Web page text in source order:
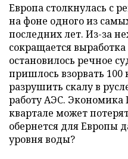
Европа столкнулась с
на фоне одного из
последних лет. Из-за
сокращается
остановилось речное
пришлось взорвать
разрушить скалу в
работу АЭС. Экономика
квартале может
обернется для Европы
уровня воды?